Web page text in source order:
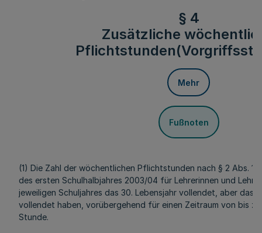
§ 4
Zusätzliche
Mehr
Fußnoten
(1) Die Zahl der wöchentlichen Pflichtstunden nach § 2 Abs. 1
des ersten Schulhalbjahres 2003/04 für Lehrerinnen und
jeweiligen Schuljahres das 30. Lebensjahr vollendet, aber das
vollendet haben, vorübergehend für einen Zeitraum von bis zu
Stunde.